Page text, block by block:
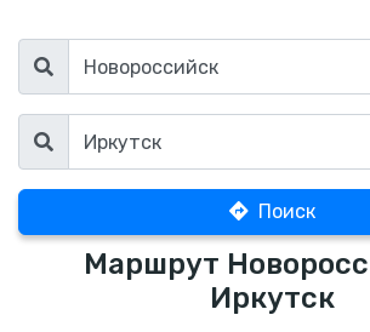
Поиск
Маршрут
Иркутск